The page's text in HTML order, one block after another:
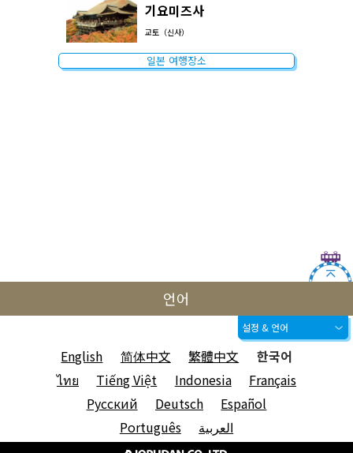
기요미즈사
교토（신사）
일본 여행장소
언어
설정 & 언어
English 简体中文 繁體中文
한국어
ไทย
Tiếng Việt Indonesia
Français
Русский
Deutsch
Español
Português
العربية